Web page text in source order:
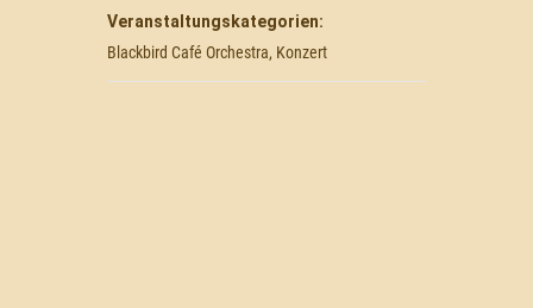
Veranstaltungskategorien:
Blackbird Café Orchestra, Konzert